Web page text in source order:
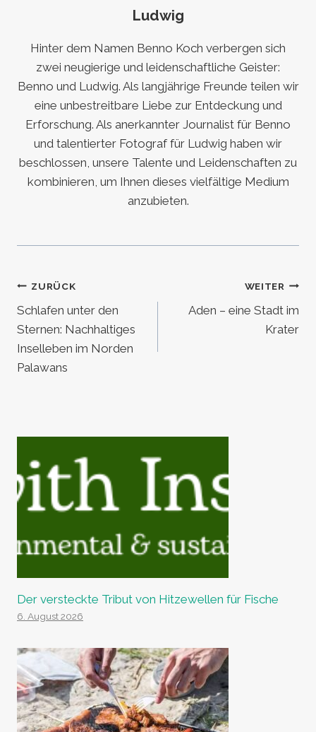
Ludwig
Hinter dem Namen Benno Koch verbergen sich
zwei neugierige und leidenschaftliche Geister:
Benno und Ludwig. Als langjährige Freunde teilen wir
eine unbestreitbare Liebe zur Entdeckung und
Erforschung. Als anerkannter Journalist für Benno
und talentierter Fotograf für Ludwig haben wir
beschlossen, unsere Talente und Leidenschaften zu
kombinieren, um Ihnen dieses vielfältige Medium
anzubieten.
Beitragsnavigation
ZURÜCK
Schlafen unter den
Sternen: Nachhaltiges
Inselleben im Norden
Palawans
WEITER
Aden – eine Stadt im
Krater
Der versteckte Tribut von Hitzewellen für Fische
6. August 2026